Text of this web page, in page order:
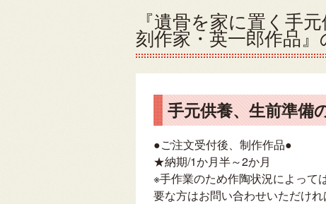
『遺骨を家に置く手
刻作家・英一郎作品』
手元供養、生前準備
●ご注文受付後、制作作品●
★納期/1か月半～2か月
※手作業のため作陶状況によって
要な方はお問い合わせいただけれ